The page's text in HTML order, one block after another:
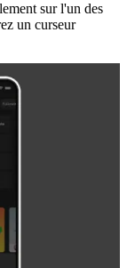
sur l'un des
un curseur